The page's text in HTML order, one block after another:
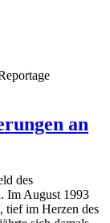
an
des
Im August 1993
tief im Herzen des